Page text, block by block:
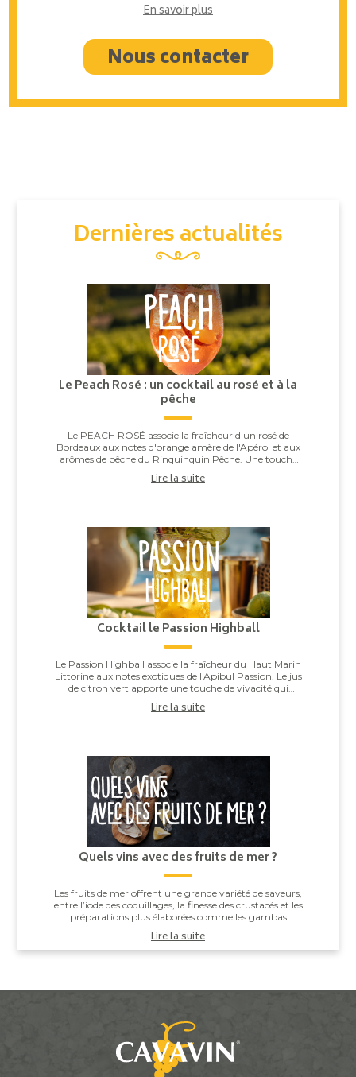
En savoir plus
Nous contacter
Dernières actualités
Le Peach Rosé : un cocktail au rosé et à la
pêche
Le PEACH ROSÉ associe la fraîcheur d'un rosé de
Bordeaux aux notes d'orange amère de l'Apérol et aux
arômes de pêche du Rinquinquin Pêche. Une touche
Lire la suite
Cocktail le Passion Highball
Le Passion Highball associe la fraîcheur du Haut Marin
Littorine aux notes exotiques de l'Apibul Passion. Le jus
de citron vert apporte une touche de vivacité qui
Lire la suite
Quels vins avec des fruits de mer ?
Les fruits de mer offrent une grande variété de saveurs,
entre l’iode des coquillages, la finesse des crustacés et les
préparations plus élaborées comme les gambas
Lire la suite